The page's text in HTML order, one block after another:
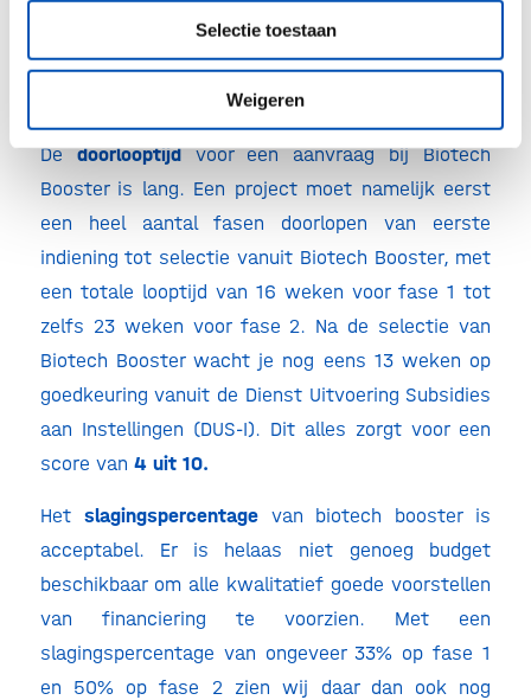
Selectie toestaan
Weigeren
power of attorneyniet en behoudt de
startende ondernemer zijn zeggenschap. Daaraan
geven we daarom een8 uit 10.
Dedoorlooptijdvoor een aanvraag bij Biotech
Booster is lang. Een project moet namelijk eerst
een heel aantal fasen doorlopen van eerste
indiening tot selectie vanuit Biotech Booster, met
een totale looptijd van 16 weken voor fase 1 tot
zelfs 23 weken voor fase 2. Na de selectie van
Biotech Booster wacht je nog eens 13 weken op
goedkeuring vanuit de Dienst Uitvoering Subsidies
aan Instellingen (DUS-I). Dit alles zorgt voor een
score van 4 uit 10.
Hetslagingspercentagevan biotech booster is
acceptabel. Er is helaas niet genoeg budget
beschikbaar om alle kwalitatief goede voorstellen
van financiering te voorzien. Met een
slagingspercentage van ongeveer 33% op fase 1
en 50% op fase 2 zien wij daar dan ook nog